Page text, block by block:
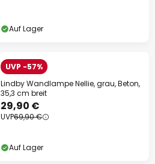
Auf Lager
UVP -57%
Lindby Wandlampe Nellie, grau, Beton,
35,3 cm breit
29,90 €
UVP69,90 €
Auf Lager